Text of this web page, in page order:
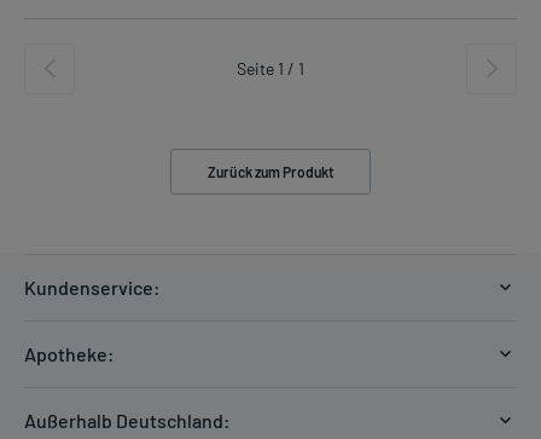
Seite 1 / 1
Zurück zum Produkt
Kundenservice:
Zahlungsarten
Apotheke:
Außerhalb Deutschland: